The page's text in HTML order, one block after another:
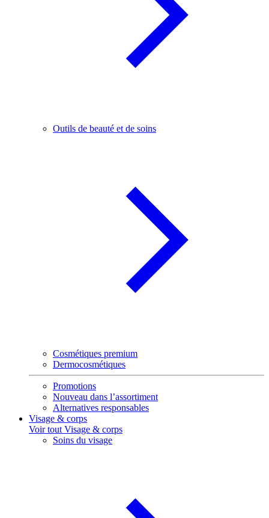
Outils de beauté et de soins
Cosmétiques premium
Dermocosmétiques
Promotions
Nouveau dans l’assortiment
Alternatives responsables
Visage & corps
Voir tout Visage & corps
Soins du visage